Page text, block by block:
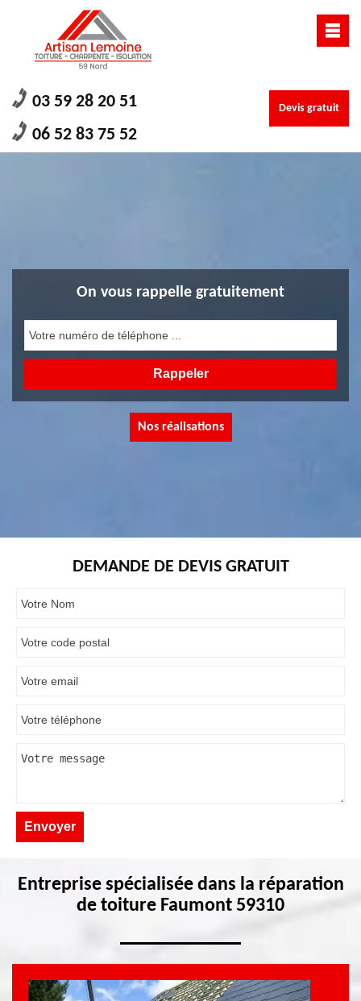
03 59 28 20 51
06 52 83 75 52
Devis gratuit
On vous rappelle gratuitement
Nos réalisations
DEMANDE DE DEVIS GRATUIT
Entreprise spécialisée dans la réparation
de toiture Faumont 59310